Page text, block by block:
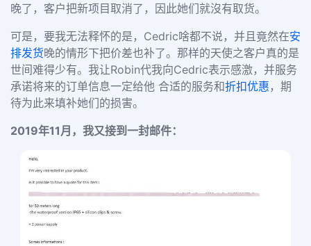
晚了，客户把新项目取消了，因此她们就沒有取货。
可是，要我无法释怀的是， Cedric啥都不说，并且竟然在安
排发货晚的情形下把价差也补了。那样的天使之客户真的是
世间难得少有。我让Robin代我向Cedric表示感激，并服务
承诺将来的订单信息一定给他 合适的服务和折扣优惠 ，期
待为此来填补她们的损害。
2019年11月，我又接到一封邮件：